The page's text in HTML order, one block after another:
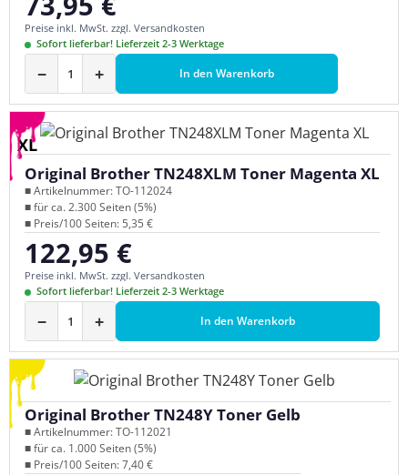
Preise inkl. MwSt. zzgl. Versandkosten
Sofort lieferbar! Lieferzeit 2-3 Werktage
− + In den Warenkorb
XL
Original Brother TN248XLM Toner Magenta XL
■ Artikelnummer: TO-112024
■ für ca. 2.300 Seiten (5%)
■ Preis/100 Seiten: 5,35 €
Regulärer Preis:
122,95 €
Preise inkl. MwSt. zzgl. Versandkosten
Sofort lieferbar! Lieferzeit 2-3 Werktage
− + In den Warenkorb
Original Brother TN248Y Toner Gelb
■ Artikelnummer: TO-112021
■ für ca. 1.000 Seiten (5%)
■ Preis/100 Seiten: 7,40 €